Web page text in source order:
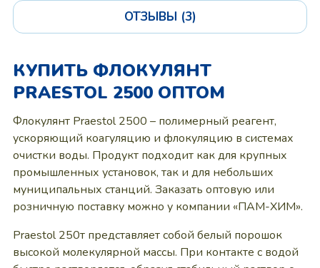
ОТЗЫВЫ (3)
КУПИТЬ ФЛОКУЛЯНТ
PRAESTOL 2500 ОПТОМ
Флокулянт Praestol 2500 – полимерный реагент,
ускоряющий коагуляцию и флокуляцию в системах
очистки воды. Продукт подходит как для крупных
промышленных установок, так и для небольших
муниципальных станций. Заказать оптовую или
розничную поставку можно у компании «ПАМ-ХИМ».
Praestol 250т представляет собой белый порошок
высокой молекулярной массы. При контакте с водой